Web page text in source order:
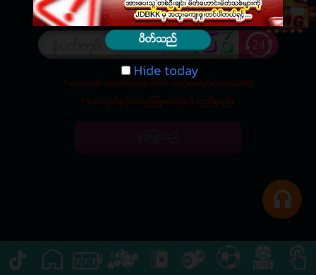
24
* စကား၀ွက္-အဂၤလိပ္စာ+နံပါတ္8-12လံုးအတြင္း(abcd1234)
* စကားဝွက္ႏွင့္အတည္ျပဳစကားဝွက္ တူညီရမည္။
Hide today
Hide today
ပိတ္သည္